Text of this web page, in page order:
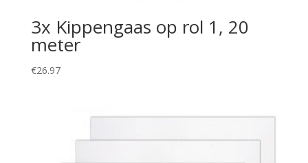
3x Kippengaas op rol 1, 20
meter
€26.97